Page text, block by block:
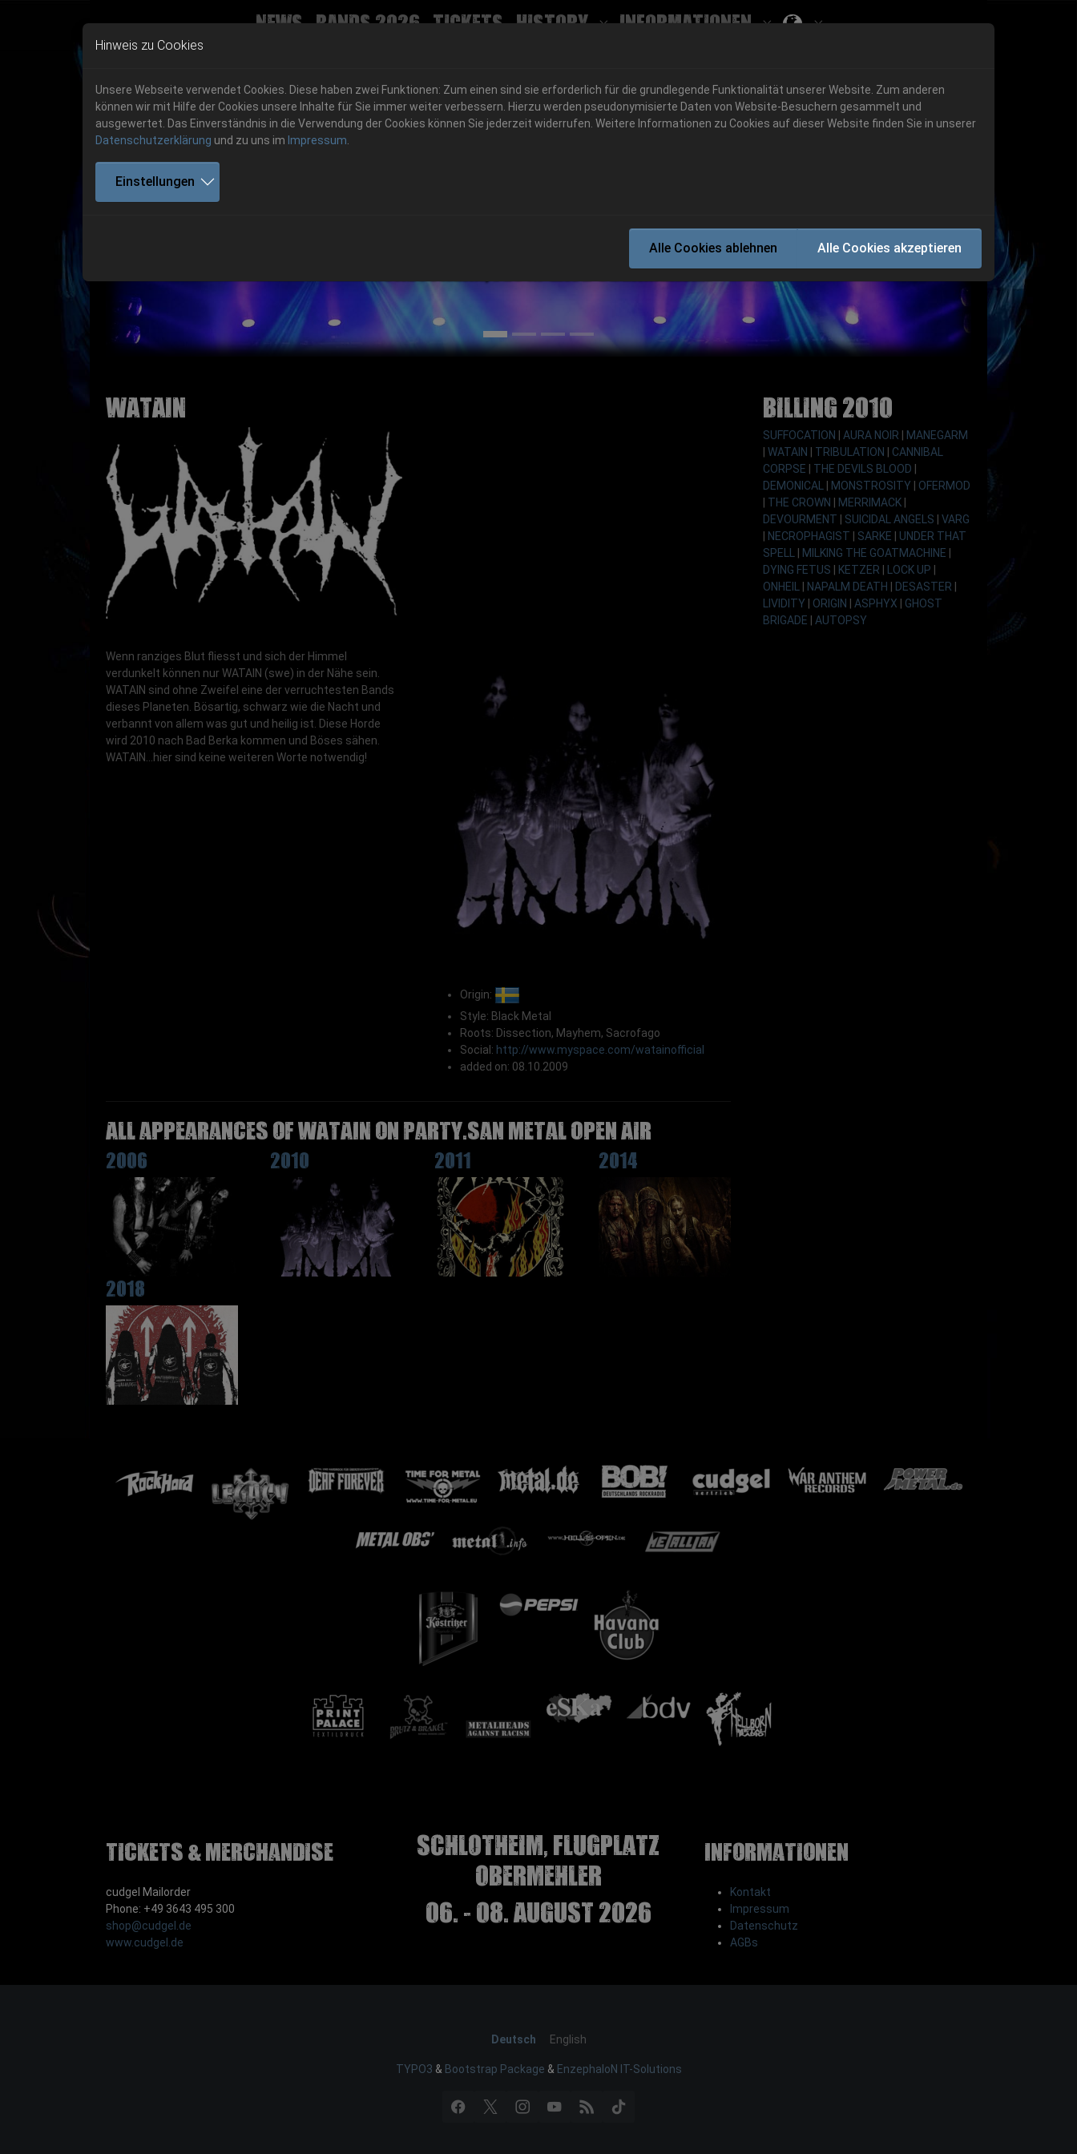
Skip to main navigation
Skip to main content
Skip to page footer
News Bands 2026 Tickets History Informationen
Submenu for "Informationen"
06.-08. August 2026
Get your tickets!
06.-08. August 2026
Hell Is Here
06.-08. August 2026
Schlotheim, Flugplatz Obermehler
Get your tickets!
Previous
WATAIN
Wenn ranziges Blut fliesst und sich der Himmel
verdunkelt können nur WATAIN (swe) in der Nähe sein.
WATAIN sind ohne Zweifel eine der verruchtesten Bands
dieses Planeten. Bösartig, schwarz wie die Nacht und
verbannt von allem was gut und heilig ist. Diese Horde
wird 2010 nach Bad Berka kommen und Böses sähen.
WATAIN...hier sind keine weiteren Worte notwendig!
Origin:
Style: Black Metal
Roots: Dissection, Mayhem, Sacrofago
Social: http://www.myspace.com/watainofficial
added on: 08.10.2009
All appearances of WATAIN on Party.San Metal Open Air
2006 2010 2011 2014
2018
Billing 2010
SUFFOCATION AURA NOIR
MANEGARM
WATAIN TRIBULATION
CANNIBAL
CORPSE
THE DEVILS BLOOD
DEMONICAL
MONSTROSITY
OFERMOD
THE CROWN MERRIMACK
DEVOURMENT
SUICIDAL ANGELS
VARG
NECROPHAGIST SARKE
UNDER THAT
SPELL
MILKING THE GOATMACHINE
DYING FETUS
KETZER LOCK UP
ONHEIL
NAPALM DEATH DESASTER
LIVIDITY
ORIGIN ASPHYX
GHOST
BRIGADE
AUTOPSY
Tickets & Merchandise
cudgel Mailorder
Phone: +49 3643 495 300
shop@cudgel.de
www.cudgel.de
Schlotheim, Flugplatz
Obermehler
06. - 08. August 2026
Informationen
Kontakt
Impressum
Datenschutz
AGBs
Deutsch English
TYPO3 & Bootstrap Package & EnzephaloN IT-Solutions
Facebook
X InstagramYouTubeRSS TikTok
Hinweis zu Cookies
Unsere Webseite verwendet Cookies. Diese haben zwei Funktionen: Zum einen sind sie erforderlich für die grundlegende Funktionalität unserer Website. Zum anderen
können wir mit Hilfe der Cookies unsere Inhalte für Sie immer weiter verbessern. Hierzu werden pseudonymisierte Daten von Website-Besuchern gesammelt und
ausgewertet. Das Einverständnis in die Verwendung der Cookies können Sie jederzeit widerrufen. Weitere Informationen zu Cookies auf dieser Website finden Sie in unserer
Datenschutzerklärung und zu uns im Impressum
Einstellungen
Alle Cookies ablehnen Alle Cookies akzeptieren